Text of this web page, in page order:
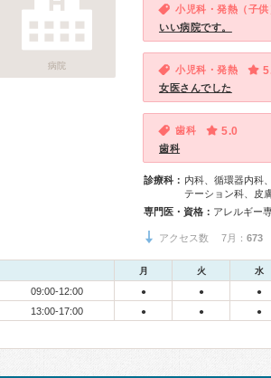
病院
小児科・発熱（子供
いい病院です。
小児科・発熱
女医さんでした
歯科 5.0
歯科
診療科： 内科、循環器内科
テーション科、皮
専門医・資格：
アクセス数 7月： 673
月 火 水
09:00-12:00 ● ● ●
13:00-17:00 ● ● ●